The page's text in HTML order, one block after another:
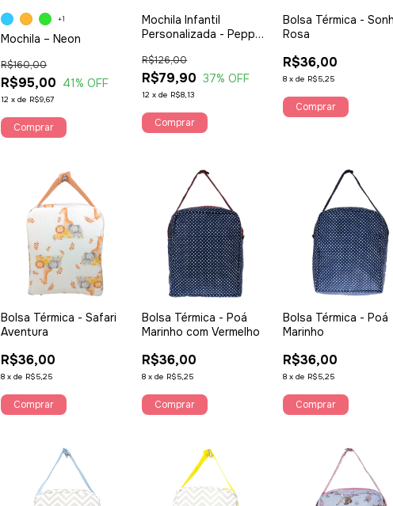
Mochila – Neon
R$95,00
R$160,00
41% OFF
12 xde R$9,67
+1
Comprar
Mochila Infantil
Personalizada - Peppa
R$79,90
R$126,00
37% OFF
12 xde R$8,13
Comprar
Bolsa Térmica -
Rosa
R$36,00
8 xde R$5,25
Bolsa Térmica - Safari
Aventura
R$36,00
8 xde R$5,25
Bolsa Térmica - Poá
Marinho com Vermelho
R$36,00
8 xde R$5,25
Bolsa Térmica - Poá
Marinho
R$36,00
8 xde R$5,25